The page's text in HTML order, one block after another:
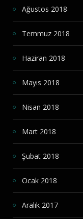
Ağustos 2018
Temmuz 2018
Haziran 2018
Mayıs 2018
Nisan 2018
Mart 2018
Şubat 2018
Ocak 2018
Aralık 2017